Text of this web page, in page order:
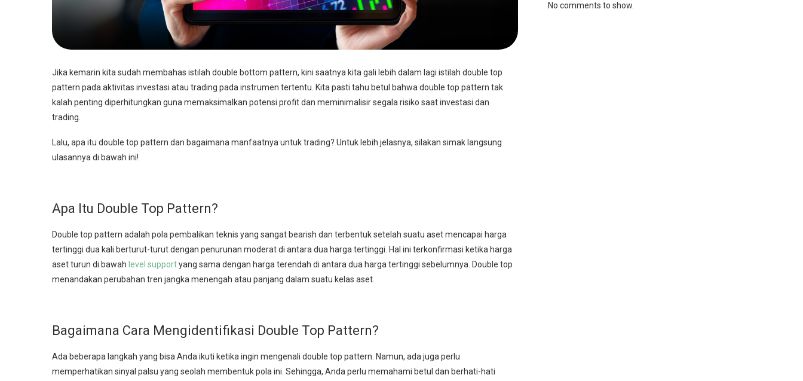
Jika kemarin kita sudah membahas istilah double bottom pattern, kini saatnya kita gali lebih dalam lagi istilah double top
pattern pada aktivitas investasi atau trading pada instrumen tertentu. Kita pasti tahu betul bahwa double top pattern tak
kalah penting diperhitungkan guna memaksimalkan potensi profit dan meminimalisir segala risiko saat investasi dan
trading.
Lalu, apa itu double top pattern dan bagaimana manfaatnya untuk trading? Untuk lebih jelasnya, silakan simak langsung
ulasannya di bawah ini!
Apa Itu Double Top Pattern?
Double top pattern adalah pola pembalikan teknis yang sangat bearish dan terbentuk setelah suatu aset mencapai harga
tertinggi dua kali berturut-turut dengan penurunan moderat di antara dua harga tertinggi. Hal ini terkonfirmasi ketika harga
aset turun di bawah level supportyang sama dengan harga terendah di antara dua harga tertinggi sebelumnya. Double top
menandakan perubahan tren jangka menengah atau panjang dalam suatu kelas aset.
Bagaimana Cara Mengidentifikasi Double Top Pattern?
Ada beberapa langkah yang bisa Anda ikuti ketika ingin mengenali double top pattern. Namun, ada juga perlu
memperhatikan sinyal palsu yang seolah membentuk pola ini. Sehingga, Anda perlu memahami betul dan berhati-hati
No comments to show.